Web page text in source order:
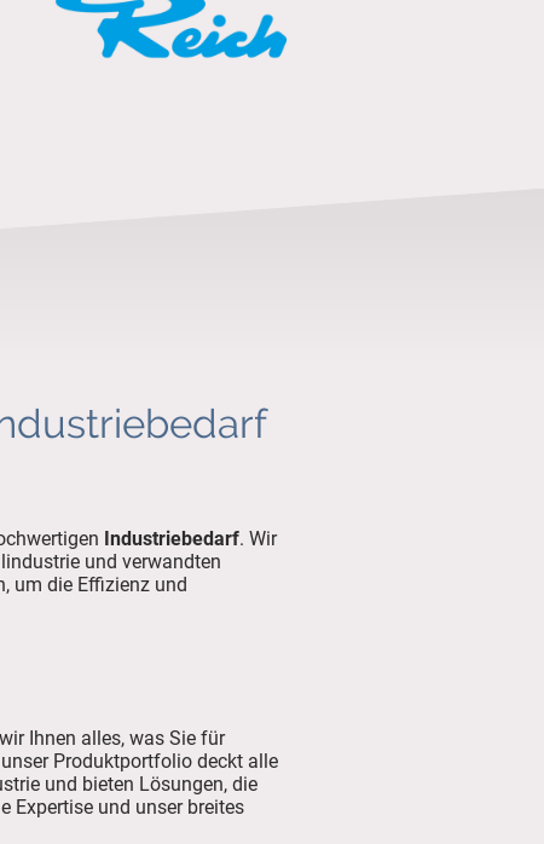
Industriebedarf. Wir
und verwandten
um die Effizienz und
Ihnen alles, was Sie für
Produktportfolio deckt alle
und bieten Lösungen, die
Expertise und unser breites